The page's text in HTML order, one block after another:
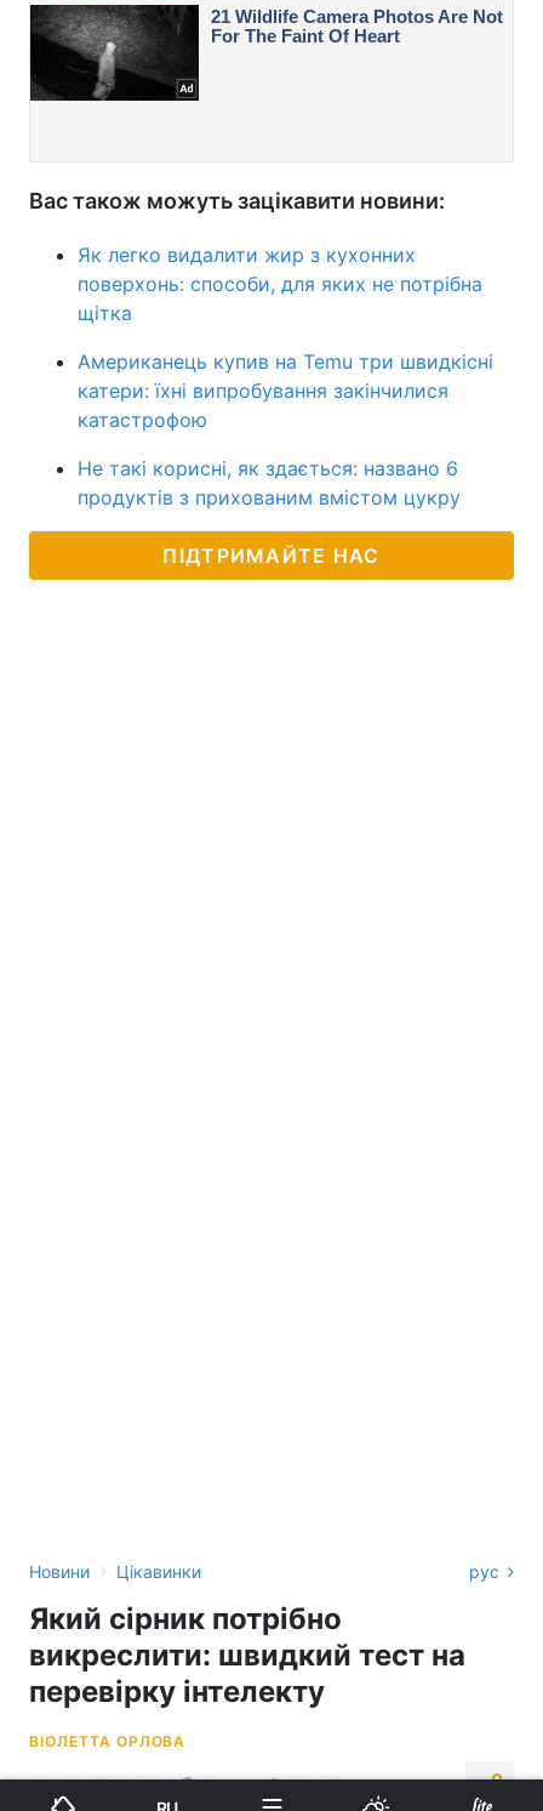
Вас також можуть зацікавити новини:
Як легко видалити жир з кухонних
поверхонь: способи, для яких не потрібна
щітка
Американець купив на Temu три швидкісні
катери: їхні випробування закінчилися
катастрофою
Не такі корисні, як здається: названо 6
продуктів з прихованим вмістом цукру
ПІДТРИМАЙТЕ НАС
Новини › Цікавинки рус
Який сірник потрібно
викреслити: швидкий тест на
перевірку інтелекту
ВІОЛЕТТА ОРЛОВА
10:46, 07.06.26 2 хв. 36428